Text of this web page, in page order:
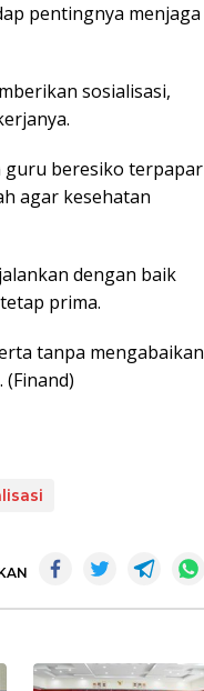
pentingnya menjaga
sosialisasi,
guru beresiko terpapar
agar kesehatan
dengan baik
prima.
tanpa mengabaikan